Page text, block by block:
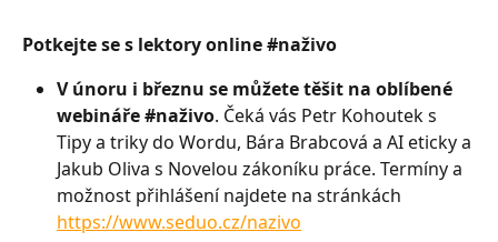
Potkejte se s lektory online #naživo
V únoru i březnu se můžete těšit na oblíbené
webináře #naživo. Čeká vás Petr Kohoutek s
Tipy a triky do Wordu, Bára Brabcová a AI eticky a
Jakub Oliva s Novelou zákoníku práce. Termíny a
možnost přihlášení najdete na stránkách
https://www.seduo.cz/nazivo